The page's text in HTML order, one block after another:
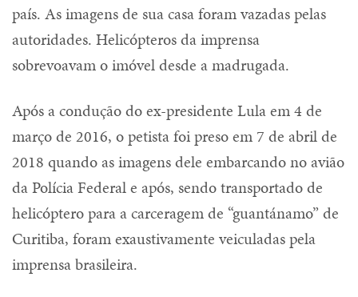
país. As imagens de sua casa foram vazadas pelas
autoridades. Helicópteros da imprensa
sobrevoavam o imóvel desde a madrugada.
Após a condução do ex-presidente Lula em 4 de
março de 2016, o petista foi preso em 7 de abril de
2018 quando as imagens dele embarcando no avião
da Polícia Federal e após, sendo transportado de
helicóptero para a carceragem de “guantánamo” de
Curitiba, foram exaustivamente veiculadas pela
imprensa brasileira.